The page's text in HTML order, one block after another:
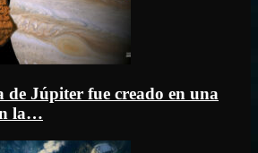
de Júpiter fue creado en una
la…